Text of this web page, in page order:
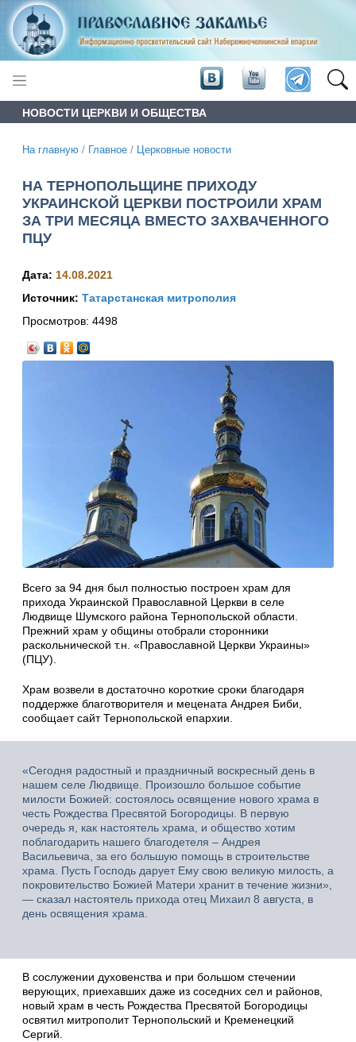
НОВОСТИ ЦЕРКВИ И ОБЩЕСТВА
На главную / Главное / Церковные новости
НА ТЕРНОПОЛЬЩИНЕ ПРИХОДУ
УКРАИНСКОЙ ЦЕРКВИ ПОСТРОИЛИ ХРАМ
ЗА ТРИ МЕСЯЦА ВМЕСТО ЗАХВАЧЕННОГО
ПЦУ
Дата: 14.08.2021
Источник: Татарстанская митрополия
Просмотров: 4498
Всего за 94 дня был полностью построен храм для
прихода Украинской Православной Церкви в селе
Людвище Шумского района Тернопольской области.
Прежний храм у общины отобрали сторонники
раскольнической т.н. «Православной Церкви Украины»
(ПЦУ).
Храм возвели в достаточно короткие сроки благодаря
поддержке благотворителя и мецената Андрея Биби,
сообщает сайт Тернопольской епархии.
«Сегодня радостный и праздничный воскресный день в
нашем селе Людвище. Произошло большое событие
милости Божией: состоялось освящение нового храма в
честь Рождества Пресвятой Богородицы. В первую
очередь я, как настоятель храма, и общество хотим
поблагодарить нашего благодетеля – Андрея
Васильевича, за его большую помощь в строительстве
храма. Пусть Господь дарует Ему свою великую милость, а
покровительство Божией Матери хранит в течение жизни»,
— сказал настоятель прихода отец Михаил 8 августа, в
день освящения храма.
В сослужении духовенства и при большом стечении
верующих, приехавших даже из соседних сел и районов,
новый храм в честь Рождества Пресвятой Богородицы
освятил митрополит Тернопольский и Кременецкий
Сергий.